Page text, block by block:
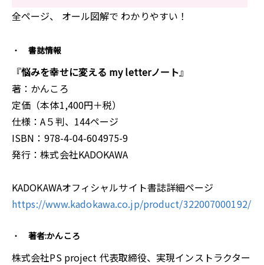
全ページ、 オール図解で わかりやすい！
書誌情報
『悩みを幸せに変える my letterノート』
著：かんころ
定価（本体1,400円＋税）
仕様：A５判、144ページ
ISBN：978-4-04-604975-9
発行：株式会社KADOKAWA
KADOKAWAオフィシャルサイト書誌詳細ページ
https://www.kadokawa.co.jp/product/322007000192/
著者:かんころ
株式会社PS project 代表取締役、実現インストラクター